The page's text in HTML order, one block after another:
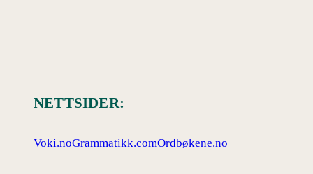
NETTSIDER:
Voki.noGrammatikk.comOrdbøkene.no